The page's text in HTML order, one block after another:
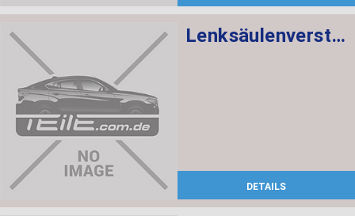
Lenksäulenverstellung mechanisch
DETAILS